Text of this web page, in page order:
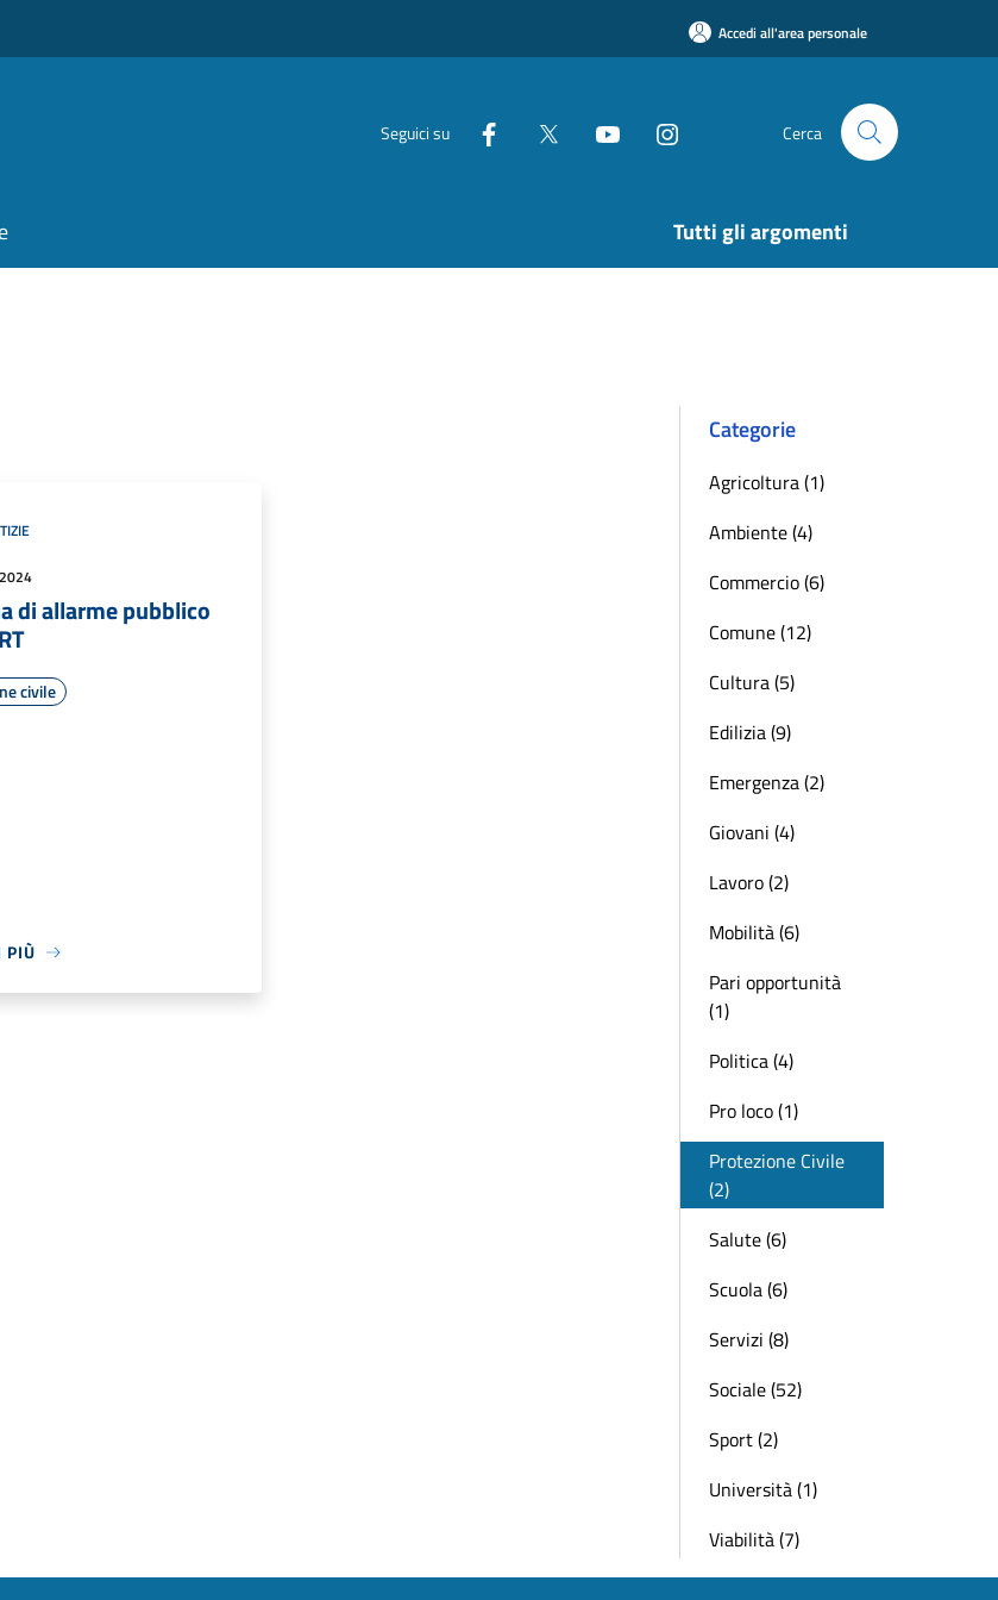
Accedi all'area personale
Seguici su Cerca
Tutti gli argomenti
di allarme pubblico
civile
PIÙ
Categorie
Agricoltura (1)
Ambiente (4)
Commercio (6)
Comune (12)
Cultura (5)
Edilizia (9)
Emergenza (2)
Giovani (4)
Lavoro (2)
Mobilità (6)
Pari opportunità
(1)
Politica (4)
Pro loco (1)
Protezione Civile
(2)
Salute (6)
Scuola (6)
Servizi (8)
Sociale (52)
Sport (2)
Università (1)
Viabilità (7)